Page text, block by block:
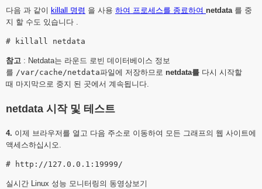
다음 과 같이 killall 명령 을 사용 하여 프로세스를 종료하여 netdata를 중
지 할 수도 있습니다 .
참고 : Netdata는 라운드 로빈 데이터베이스 정보
를 /var/cache/netdata파일에 저장하므로 netdata를 다시 시작할
때 마지막으로 중지 된 곳에서 계속됩니다.
netdata 시작 및 테스트
4. 이제 브라우저를 열고 다음 주소로 이동하여 모든 그래프의 웹 사이트에
액세스하십시오.
실시간 Linux 성능 모니터링의 동영상보기